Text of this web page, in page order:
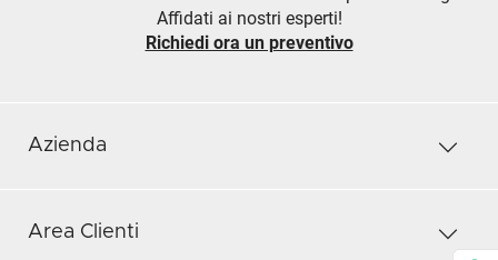
Affidati ai nostri esperti!
Richiedi ora un preventivo
Azienda
Area Clienti